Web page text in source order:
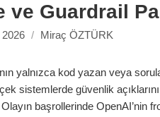
ve Guardrail
/ Miraç ÖZTÜRK
yalnızca kod yazan veya
sistemlerde güvenlik
Olayın başrollerinde